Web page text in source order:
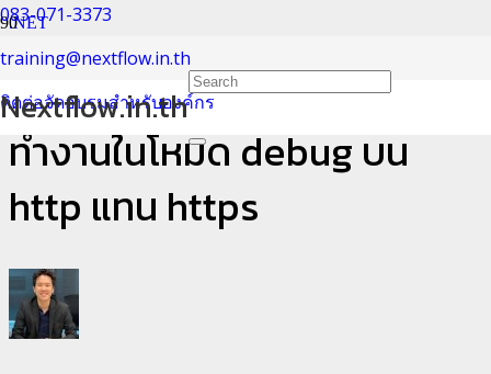
083-071-3373
training@nextflow.in.th
ติดต่อจัดอบรมสำหรับองค์กร
Nextflow.in.th
.NET
วิธีตั้งค่าให้ .NET Web API
ทำงานในโหมด debug บน
http แทน https